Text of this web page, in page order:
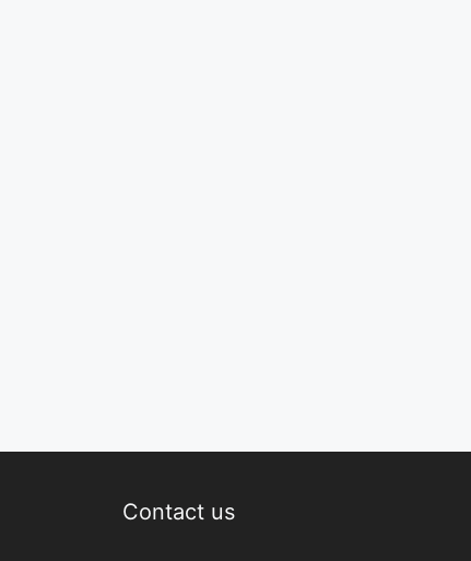
Contact us